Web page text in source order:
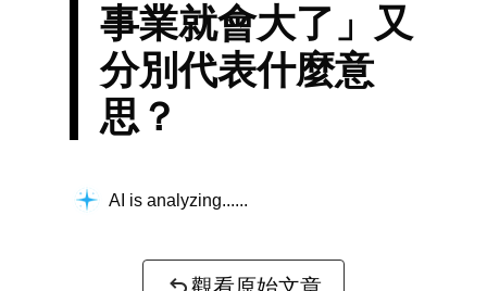
事業就會大了」又
分別代表什麼意
思？
AI is analyzing...